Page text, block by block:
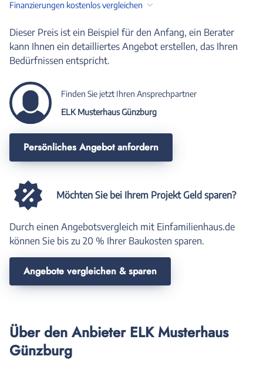
Finanzierungen kostenlos vergleichen
Dieser Preis ist ein Beispiel für den Anfang, ein Berater
kann Ihnen ein detailliertes Angebot erstellen, das Ihren
Bedürfnissen entspricht.
Finden Sie jetzt Ihren Ansprechpartner
ELK Musterhaus Günzburg
Persönliches Angebot anfordern
Möchten Sie bei Ihrem Projekt Geld sparen?
Durch einen Angebotsvergleich mit Einfamilienhaus.de
können Sie bis zu 20 % Ihrer Baukosten sparen.
Angebote vergleichen & sparen
Über den Anbieter ELK Musterhaus
Günzburg